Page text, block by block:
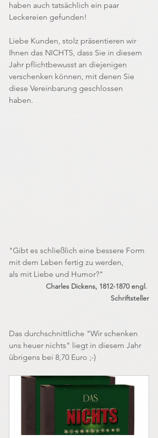
haben auch tatsächlich ein paar
Leckereien gefunden!
Liebe Kunden, stolz präsentieren wir
Ihnen das NICHTS, dass Sie in diesem
Jahr pflichtbewusst an diejenigen
verschenken können, mit denen Sie
diese Vereinbarung geschlossen
haben.
"Gibt es schließlich eine bessere Form
mit dem Leben fertig zu werden,
als mit Liebe und Humor?"
Charles Dickens, 1812-1870 engl.
Schriftsteller
Das durchschnittliche "Wir schenken
uns heuer nichts" liegt in diesem Jahr
übrigens bei 8,70 Euro ;-)